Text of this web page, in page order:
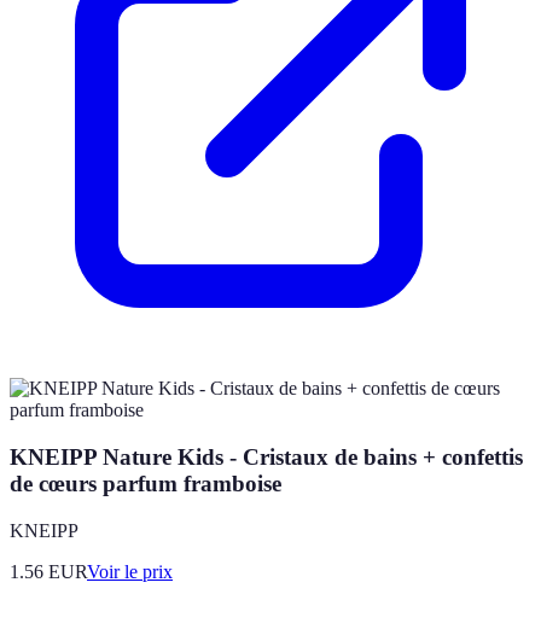
KNEIPP Nature Kids - Cristaux de bains + confettis
de cœurs parfum framboise
KNEIPP
1.56 EURVoir le prix